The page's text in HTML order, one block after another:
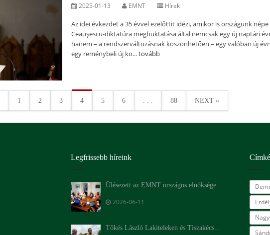
2025-01-13 EMNT Hírek
Az idei évkezdet a 35 évvel ezelőttit idézi, amikor is országunk népe
Ceauşescu-diktatúra megbuktatása által nemcsak egy új naptári
hanem – a rendszerváltozásnak köszönhetően – egy valóban új
egy reménybeli új ko...tovább
1 2 3 4 5 6 . . . 88 NEXT »
Legfrissebb híreink
Ülésezett az EMNT országos elnöksége
2026-06-11
Tőkés László Lakiteleken és Tiszakécs...